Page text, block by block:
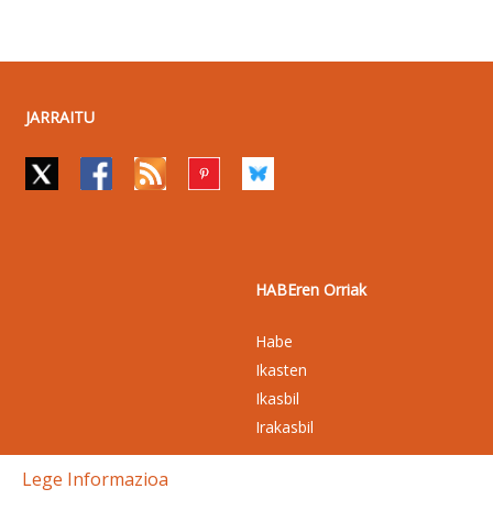
JARRAITU
HABEren Orriak
Habe
Ikasten
Ikasbil
Irakasbil
Lege Informazioa